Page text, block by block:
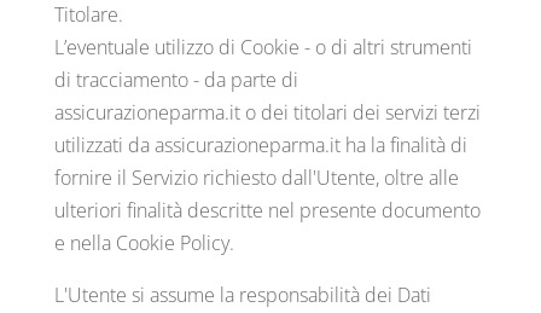
Titolare.
L’eventuale utilizzo di Cookie - o di altri strumenti
di tracciamento - da parte di
assicurazioneparma.it o dei titolari dei servizi terzi
utilizzati da assicurazioneparma.it ha la finalità di
fornire il Servizio richiesto dall'Utente, oltre alle
ulteriori finalità descritte nel presente documento
e nella Cookie Policy.
L'Utente si assume la responsabilità dei Dati